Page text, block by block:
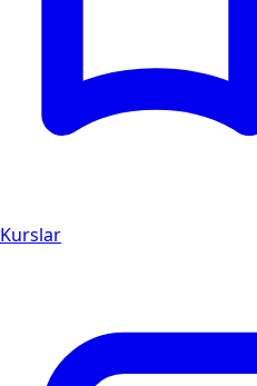
Kurslar